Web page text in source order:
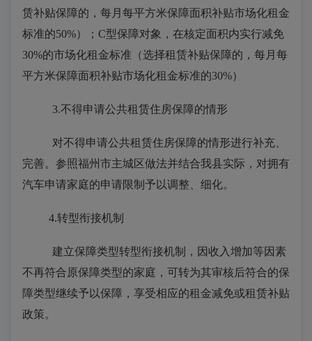
赁补贴保障的， 每月每平方米保障面积补贴市场化租金
标准的50%） ； C型保障对象，在核定面积内实行减免
30%的市场化租金标准（选择租赁补贴保障的， 每月每
平方米保障面积补贴市场化租金标准的30%）
3.不得申请公共租赁住房保障的情形
对不得申请公共租赁住房保障的情形进行补充、
完善。参照福州市主城区做法并结合我县实际，对拥有
汽车申请家庭的申请限制予以调整、细化。
4.转型衔接机制
建立保障类型转型衔接机制，因收入增加等因素
不再符合原保障类型的家庭， 可转为其审核后符合的保
障类型继续予以保障，享受相应的租金减免或租赁补贴
政策。